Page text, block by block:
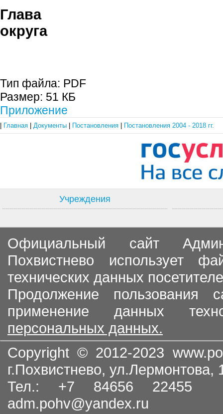
Глава
округа С.П.
Тип файла: PDF
Размер: 51 КБ
Приложение
Главная Документы Постановления Постановления 2004 - 2018 гг.
Учреждения
Официальный сайт
Похвистнево использует
технических данных
Продолжение пользования
применение данных
персональных данных.
Copyright © 2012-2023
г.Похвистнево, ул.Лермонтова,
Тел.: +7 84656
adm.pohv@yandex.ru